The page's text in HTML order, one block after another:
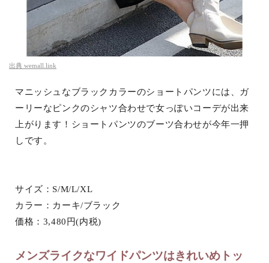
出典 wemall.link
マニッシュなブラックカラーのショートパンツには、ガ
ーリーなピンクのシャツ合わせで女っぽいコーデが出来
上がります！ショートパンツのブーツ合わせが今年一押
しです。
サイズ：S/M/L/XL
カラー：カーキ/ブラック
価格：3,480円(内税)
メンズライクなワイドパンツはきれいめトッ